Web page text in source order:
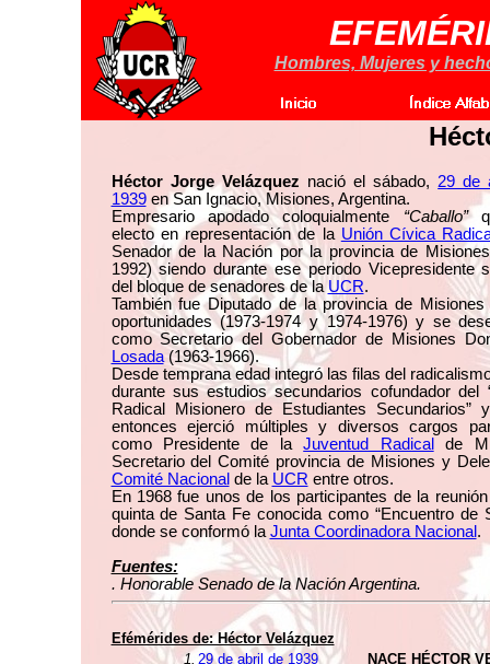
Hombres, Mujeres y
Héctor Jorge Velázquez nació el sábado, 29 de
1939en San Ignacio, Misiones, Argentina.
Empresario apodado coloquialmente “Caballo”
electo en representación de la Unión Cívica
Senador de la Nación por la provincia de
1992) siendo durante ese periodo Vicepresidente
del bloque de senadores de laUCR.
También fue Diputado de la provincia de
oportunidades (1973-1974 y 1974-1976) y se
como Secretario del Gobernador de Misiones
Losada(1963-1966).
Desde temprana edad integró las filas del
durante sus estudios secundarios cofundador del
Radical Misionero de Estudiantes Secundarios”
entonces ejerció múltiples y diversos cargos
como Presidente de laJuventud Radical
de
Secretario del Comité provincia de Misiones y
Comité Nacional de la UCR entre otros.
En 1968 fue unos de los participantes de la
quinta de Santa Fe conocida como “Encuentro de
donde se conformó la Junta Coordinadora Nacional .
Fuentes:
. Honorable Senado de la Nación Argentina.
Efémérides de: Héctor Velázquez
1. 29 de abril de 1939 NACE HÉCTOR